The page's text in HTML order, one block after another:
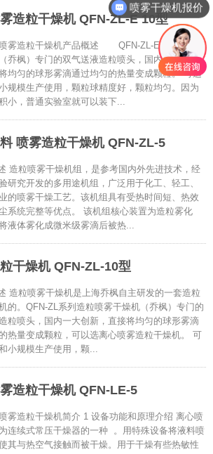
造粒干燥机 QFN-ZL-E 10型
雾造粒干燥机产品概述 QFN-ZL-E系列造粒喷
乔枫）专门的双气送液造粒喷头，国内一大创
均匀的球形雾滴通过均匀的热量变成颗粒。 可适
规模生产使用，颗粒球精度好，颗粒均匀。因为
小，普通实验室就可以装下...
喷雾造粒干燥机 QFN-ZL-5
造粒喷雾干燥机组，是参考国内外先进技术，经
研究开发的多用途机组，广泛用于化工、轻工、
的喷雾干燥工艺。该机组具有受热时间短、热效
系统完整等优点。 该机组核心装置为造粒雾化
液体雾化成微米级雾滴后被热...
干燥机 QFN-ZL-10型
造粒喷雾干燥机是上海乔枫自主研发的一套造粒
的。QFN-ZL系列造粒喷雾干燥机（乔枫）专门的
粒喷头，国内一大创新，直接将均匀的球形雾滴
热量变成颗粒，可以选离心喷雾造粒干燥机。 可
小规模生产使用，颗...
造粒干燥机 QFN-LE-5
雾造粒干燥机简介 1 设备功能和原理介绍 离心喷
连续式常压干燥器的一种 。用特殊设备将液料喷
其与热空气接触而被干燥。用于干燥有些热敏性
喷雾干燥机报价